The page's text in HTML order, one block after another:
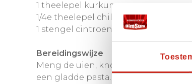
1 theelepel kurkuma
1/4e theelepel chilipoeder
1 stengel cintroengras (gekneusd)
Bereidingswijze
Meng de uien, knoflook, pepers,
een gladde pasta. Verhit